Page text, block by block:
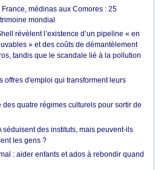
médinas aux Comores : 25
mondial
révèlent l’existence d’un pipeline « en
» et des coûts de démantèlement
tandis que le scandale lié à la pollution
offres d'emploi qui transforment leurs
quatre régimes culturels pour sortir de
séduisent des instituts, mais peuvent-ils
les gens ?
: aider enfants et ados à rebondir quand